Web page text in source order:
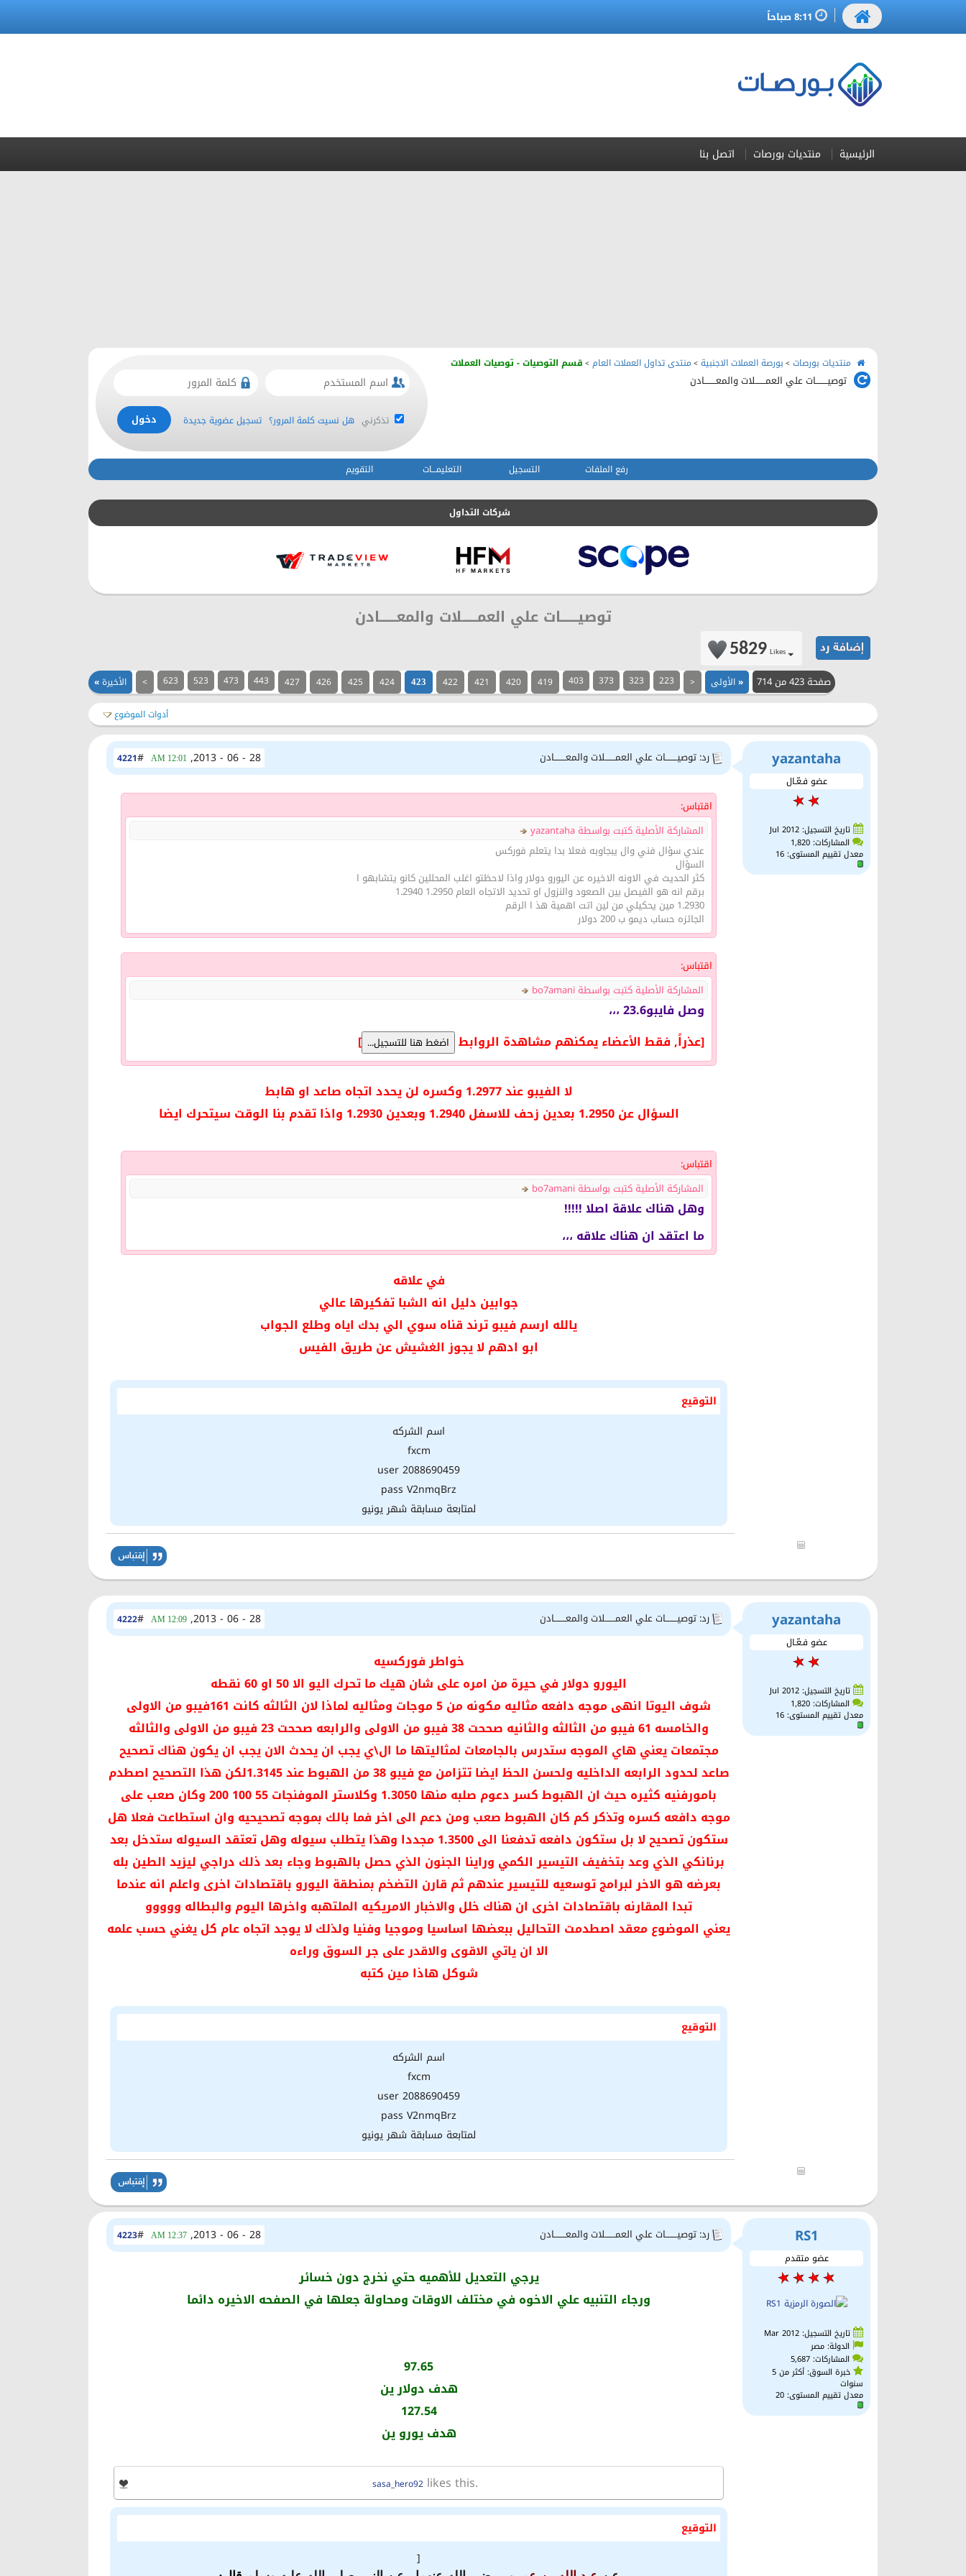
الرئيسية منتديات بورصات اتصل بنا
منتديات بورصات > بورصة العملات الاجنبية > منتدى تداول العملات العام > قسم التوصيات - توصيات العملات
توصيــــــــات علي العمـــــــلات والمعــــــــادن
تذكرني هل نسيت كلمة المرور؟ تسجيل عضوية جديدة
رفع الملفات التسجيل التعليمـــات التقويم
شركات التداول
توصيــــــــات علي العمـــــــلات والمعــــــــادن
5829 Likes
صفحة 423 من 714 «الأولى <
223
323
373
403
419
420
421
422
423
424
425
426
427
443
473
523
623
> الأخيرة»
أدوات الموضوع
yazantaha
عضو فـعّـال
تاريخ التسجيل: Jul 2012
المشاركات: 1,820
معدل تقييم المستوى:16
رد: توصيــــــــات علي العمـــــــلات والمعــــــــادن 4221# 28 - 06 - 2013,
12:01 AM
اقتباس:
المشاركة الأصلية كتبت بواسطة yazantaha
عندي سؤال فني وال يبجاوبه فعلا بدا يتعلم فوركس
السؤال
كثر الحديث في الاونه الاخيره عن اليورو دولار واذا لاحظتو اغلب المحللين كانو يتشابهو ا
برقم انه هو الفيصل بين الصعود والنزول او تحديد الاتجاه العام 1.2950 1.2940
1.2930 مين يحكيلي من لين اتت اهمية هذ ا الرقم
الجائزه حساب ديمو ب 200 دولار
اقتباس:
المشاركة الأصلية كتبت بواسطة bo7amani
وصل فايبو23.6 ،،،
[عذراً, فقط الأعضاء يمكنهم مشاهدة الروابط
]
لا الفيبو عند 1.2977 وكسره لن يحدد اتجاه صاعد او هابط
السؤال عن 1.2950 بعدين زحف للاسفل 1.2940 وبعدين 1.2930 واذا تقدم بنا الوقت سيتحرك ايضا
اقتباس:
المشاركة الأصلية كتبت بواسطة bo7amani
وهل هناك علاقة اصلا !!!!!
ما اعتقد ان هناك علاقه ،،،
في علاقه
جوابين دليل انه الشبا تفكيرها عالي
يالله ارسم فيبو ترند قناه سوي الي بدك اياه وطلع الجواب
ابو ادهم لا يجوز الغشيش عن طريق الفيس
التوقيع
اسم الشركه
fxcm
user 2088690459
pass V2nmqBrz
لمتابعة مسابقة شهر يونيو
yazantaha
عضو فـعّـال
تاريخ التسجيل: Jul 2012
المشاركات: 1,820
معدل تقييم المستوى:16
رد: توصيــــــــات علي العمـــــــلات والمعــــــــادن 4222# 28 - 06 - 2013,
12:09 AM
خواطر فوركسيه
اليورو دولار في حيرة من امره على شان هيك ما تحرك اليو الا 50 او 60 نقطه
شوف اليوتا انهى موجه دافعه مثاليه مكونه من 5 موجات ومثاليه لماذا لان الثالثه كانت 161فيبو من الاولى
والخامسه 61 فيبو من الثالثه والثانيه صححت 38 فيبو من الاولى والرابعه صححت 23 فيبو من الاولى والثالثه
مجتمعات يعني هاي الموجه ستدرس بالجامعات لمثاليتها ما ال\ي يجب ان يحدث الان يجب ان يكون هناك تصحيح
صاعد لحدود الرابعه الداخليه ولحسن الحظ ايضا تتزامن مع فيبو 38 من الهبوط عند 1.3145لكن هذا التصحيح اصطدم
بامورفنيه كثيره حيث ان الهبوط كسر دعوم صلبه منها 1.3050 وكلاستر الموفنجات 55 100 200 وكان صعب على
موجه دافعه كسره وتذكر كم كان الهبوط صعب ومن دعم الى اخر فما بالك بموجه تصحيحيه وان استطاعت فعلا هل
ستكون تصحيح لا بل ستكون دافعه تدفعنا الى 1.3500 مجددا وهذا يتطلب سيوله وهل تعتقد السيوله ستدخل بعد
برنانكي الذي وعد بتخفيف التيسير الكمي وراينا الجنون الذي حصل بالهبوط وجاء بعد ذلك دراجي ليزيد الطين بله
بعرضه هو الاخر لبرامج توسعيه للتيسير عندهم ثم قارن التضخم بمنطقة اليورو باقتصادات اخرى واعلم انه عندما
تبدا المقارنه باقتصادات اخرى ان هناك خلل والاخبار الامريكيه الملتهبه واخرها اليوم والبطاله ووووو
يعني الموضوع معقد اصطدمت التحاليل ببعضها اساسيا وموجيا وفنيا ولذلك لا يوجد اتجاه عام كل يغني حسب علمه
الا ان ياتي الاقوى والاقدر على جر السوق وراءه
شوكل هاذا مين كتبه
التوقيع
اسم الشركه
fxcm
user 2088690459
pass V2nmqBrz
لمتابعة مسابقة شهر يونيو
RS1
عضو متقدم
تاريخ التسجيل: Mar 2012
الدولة: مصر
المشاركات: 5,687
خبرة السوق: أكثر من 5
سنوات
معدل تقييم المستوى:20
رد: توصيــــــــات علي العمـــــــلات والمعــــــــادن 4223# 28 - 06 - 2013,
12:37 AM
يرجي التعديل للأهميه حتي نخرج دون خسائر
ورجاء التنبيه علي الاخوه في مختلف الاوقات ومحاولة جعلها في الصفحه الاخيره دائما
97.65
هدف دولار ين
127.54
هدف يورو ين
sasa_hero92 likes this.
التوقيع
[